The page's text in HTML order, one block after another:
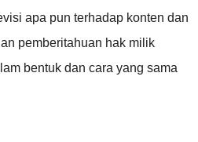
apa pun terhadap konten dan
pemberitahuan hak milik
bentuk dan cara yang sama